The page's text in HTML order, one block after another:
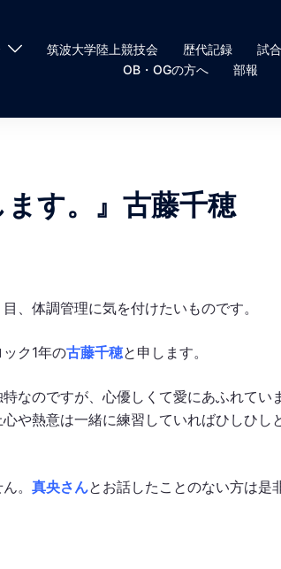
筑波大学陸上競技会 歴代記録
試
OB・OGの方へ
部報
す。』古藤千穂
、体調管理に気を付けたいものです。
ク1年の古藤千穂と申します。
なのですが、心優しくて愛にあふれてい
や熱意は一緒に練習していればひしひし
。 真央さんとお話したことのない方は是